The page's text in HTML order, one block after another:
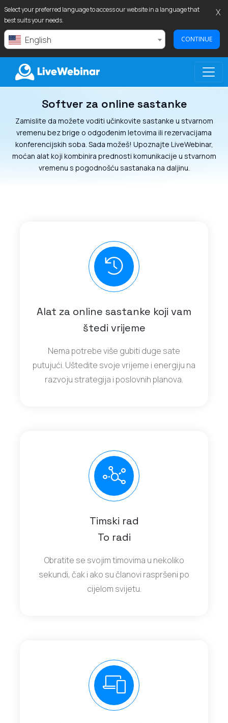
Select your preferred language to access our website in a language that
best suits your needs.
English CONTINUE
X
LIVEWEBINAR.COM
Softver za online sastanke
Zamislite da možete voditi učinkovite sastanke u stvarnom
vremenu bez brige o odgođenim letovima ili rezervacijama
konferencijskih soba. Sada možeš! Upoznajte LiveWebinar,
moćan alat koji kombinira prednosti komunikacije u stvarnom
vremenu s pogodnošću sastanaka na daljinu.
Alat za online sastanke koji vam
štedi vrijeme
Nema potrebe više gubiti duge sate
putujući. Uštedite svoje vrijeme i energiju na
razvoju strategija i poslovnih planova.
Timski rad
To radi
Obratite se svojim timovima u nekoliko
sekundi, čak i ako su članovi raspršeni po
cijelom svijetu.